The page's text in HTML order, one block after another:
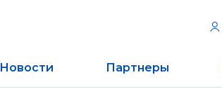
Новости Партнеры